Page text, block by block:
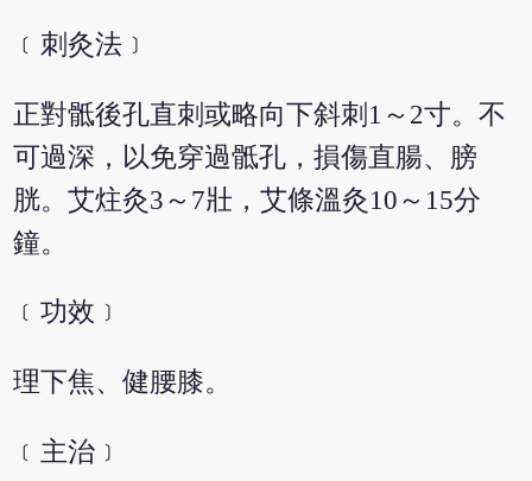
﹝刺灸法﹞
正對骶後孔直刺或略向下斜刺1～2寸。不
可過深，以免穿過骶孔，損傷直腸、膀
胱。艾炷灸3～7壯，艾條溫灸10～15分
鐘。
﹝功效﹞
理下焦、健腰膝。
﹝主治﹞